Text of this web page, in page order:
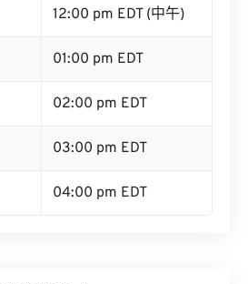
12:00 pm EDT (中午)
01:00 pm EDT
02:00 pm EDT
03:00 pm EDT
04:00 pm EDT